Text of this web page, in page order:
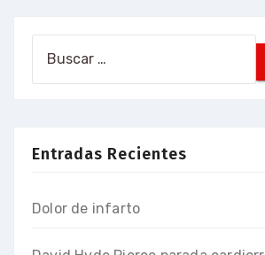
Entradas Recientes
Dolor de infarto